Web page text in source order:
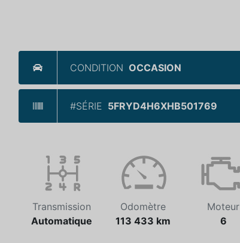
CONDITION OCCASION
#SÉRIE 5FRYD4H6XHB501769
Transmission
Automatique
Odomètre
113 433 km
Moteur
6